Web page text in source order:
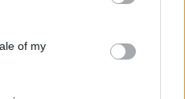
of my